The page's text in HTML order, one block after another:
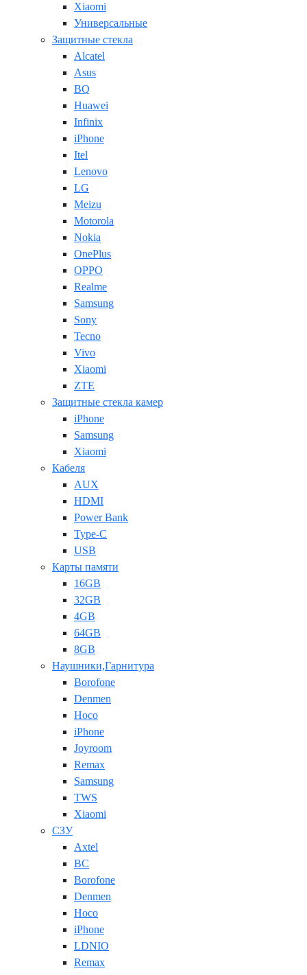
Xiaomi
Универсальные
Защитные стекла
Alcatel
Asus
BQ
Huawei
Infinix
iPhone
Itel
Lenovo
LG
Meizu
Motorola
Nokia
OnePlus
OPPO
Realme
Samsung
Sony
Tecno
Vivo
Xiaomi
ZTE
Защитные стекла камер
iPhone
Samsung
Xiaomi
Кабеля
AUX
HDMI
Power Bank
Type-C
USB
Карты памяти
16GB
32GB
4GB
64GB
8GB
Наушники,Гарнитура
Borofone
Denmen
Hoco
iPhone
Joyroom
Remax
Samsung
TWS
Xiaomi
СЗУ
Axtel
BC
Borofone
Denmen
Hoco
iPhone
LDNIO
Remax